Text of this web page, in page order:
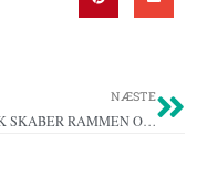
NÆSTE
FRANK SKABER RAMMEN OM GLÆDEN